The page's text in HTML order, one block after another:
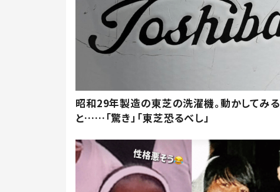
昭和29年製造の東芝の洗濯機。動かしてみる
と……「驚き」「東芝恐るべし」